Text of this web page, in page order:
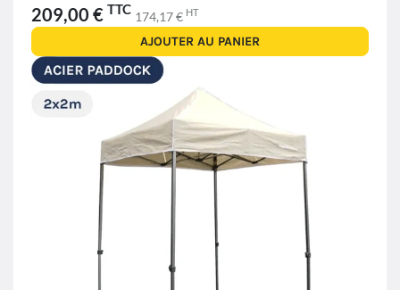
209,00 € TTC 174,17 € HT
AJOUTER AU PANIER